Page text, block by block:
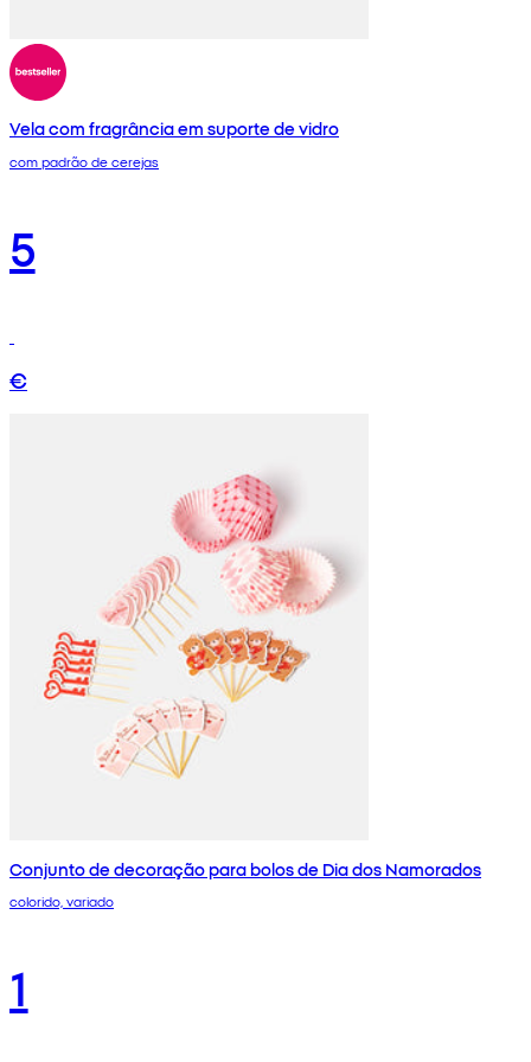
Vela com fragrância em suporte de vidro
com padrão de cerejas
5
€
Conjunto de decoração para bolos de Dia dos Namorados
colorido, variado
1